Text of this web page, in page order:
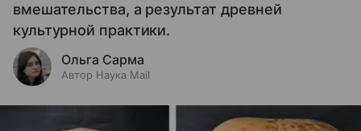
вмешательства, а результат древней
культурной практики.
Ольга Сарма
Автор Наука Mail